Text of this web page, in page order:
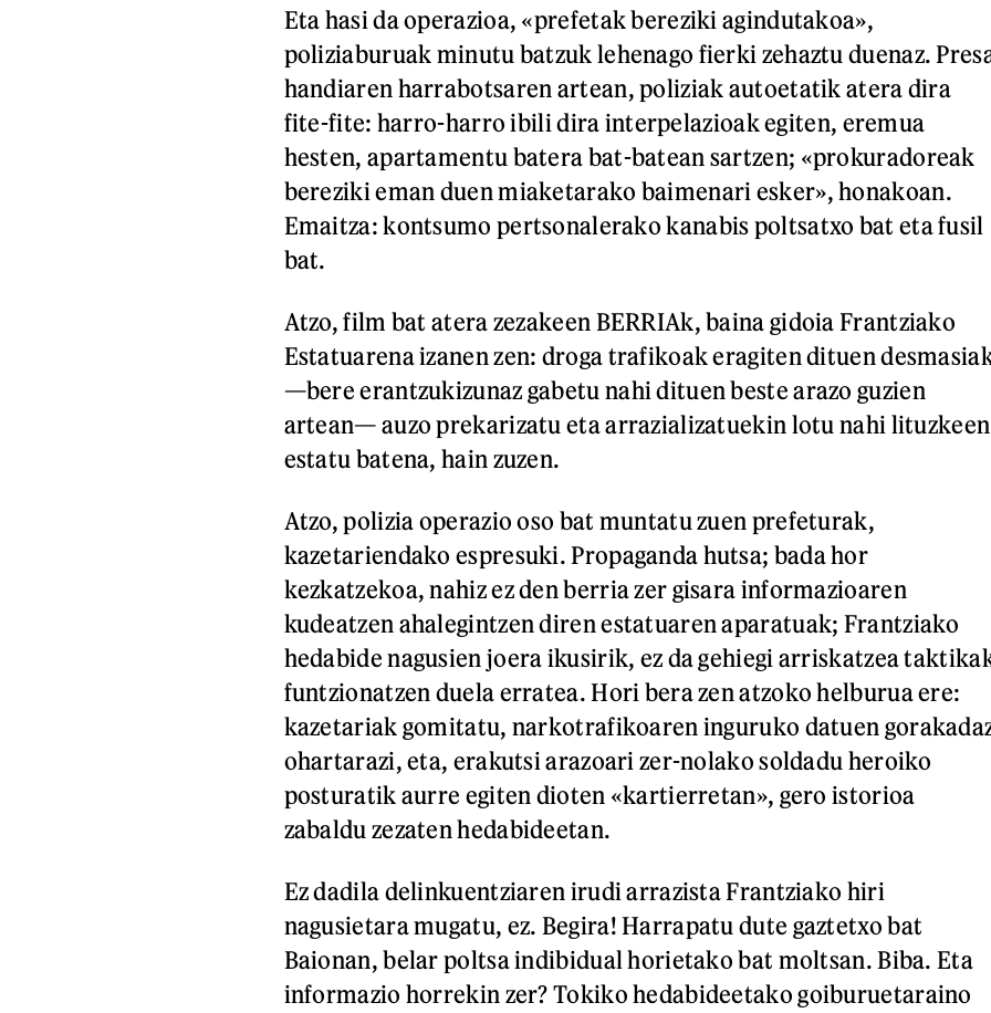
Eta hasi da operazioa, «prefetak bereziki agindutakoa»,
poliziaburuak minutu batzuk lehenago fierki zehaztu duenaz.
handiaren harrabotsaren artean, poliziak autoetatik atera dira
fite-fite: harro-harro ibili dira interpelazioak egiten, eremua
hesten, apartamentu batera bat-batean sartzen; «prokuradoreak
bereziki eman duen miaketarako baimenari esker», honakoan.
Emaitza: kontsumo pertsonalerako kanabis poltsatxo bat eta fusil
bat.
Atzo, film bat atera zezakeen BERRIAk, baina gidoia Frantziako
Estatuarena izanen zen: droga trafikoak eragiten dituen
—bere erantzukizunaz gabetu nahi dituen beste arazo guzien
artean— auzo prekarizatu eta arrazializatuekin lotu nahi lituzkeen
estatu batena, hain zuzen.
Atzo, polizia operazio oso bat muntatu zuen prefeturak,
kazetariendako espresuki. Propaganda hutsa; bada hor
kezkatzekoa, nahiz ez den berria zer gisara informazioaren
kudeatzen ahalegintzen diren estatuaren aparatuak; Frantziako
hedabide nagusien joera ikusirik, ez da gehiegi arriskatzea
funtzionatzen duela erratea. Hori bera zen atzoko helburua ere:
kazetariak gomitatu, narkotrafikoaren inguruko datuen
ohartarazi, eta, erakutsi arazoari zer-nolako soldadu heroiko
posturatik aurre egiten dioten «kartierretan», gero istorioa
zabaldu zezaten hedabideetan.
Ez dadila delinkuentziaren irudi arrazista Frantziako hiri
nagusietara mugatu, ez. Begira! Harrapatu dute gaztetxo bat
Baionan, belar poltsa indibidual horietako bat moltsan. Biba. Eta
informazio horrekin zer? Tokiko hedabideetako goiburuetaraino